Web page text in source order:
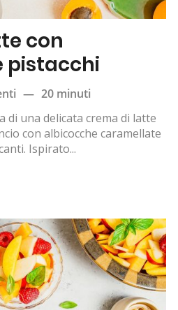
con
pistacchi
— 20 minuti
di una delicata crema di latte
con albicocche caramellate
Ispirato...